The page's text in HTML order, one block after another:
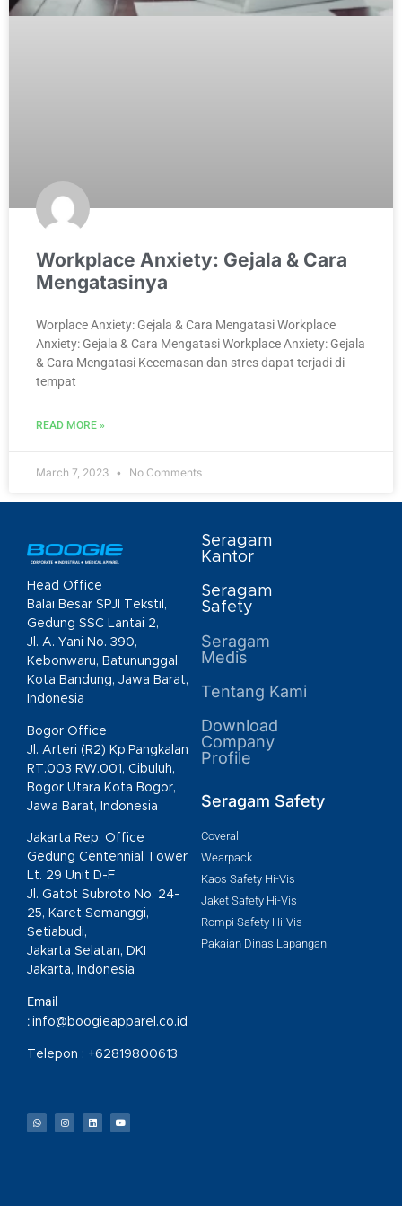
Workplace Anxiety: Gejala & Cara
Mengatasinya
Worplace Anxiety: Gejala & Cara Mengatasi Workplace
Anxiety: Gejala & Cara Mengatasi Workplace Anxiety: Gejala
& Cara Mengatasi Kecemasan dan stres dapat terjadi di
tempat
READ MORE »
March 7, 2023 No Comments
Head Office
Balai Besar SPJI Tekstil,
Gedung SSC Lantai 2,
Jl. A. Yani No. 390,
Kebonwaru, Batununggal,
Kota Bandung, Jawa Barat,
Indonesia
Bogor Office
Jl. Arteri (R2) Kp.Pangkalan
RT.003 RW.001, Cibuluh,
Bogor Utara Kota Bogor,
Jawa Barat, Indonesia
Jakarta Rep. Office
Gedung Centennial Tower
Lt. 29 Unit D-F
Jl. Gatot Subroto No. 24-
25, Karet Semanggi,
Setiabudi,
Jakarta Selatan, DKI
Jakarta, Indonesia
Email
: info@boogieapparel.co.id
Telepon : +62819800613
Seragam
Kantor
Seragam
Safety
Seragam
Medis
Tentang Kami
Download
Company
Profile
Seragam Safety
Coverall
Wearpack
Kaos Safety Hi-Vis
Jaket Safety Hi-Vis
Rompi Safety Hi-Vis
Pakaian Dinas Lapangan